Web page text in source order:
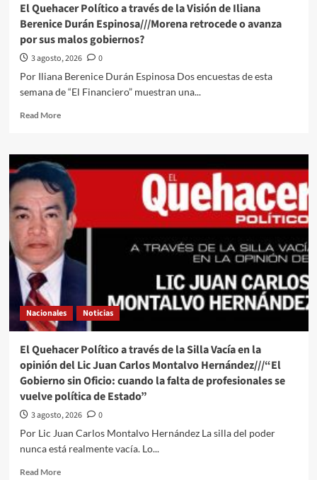
Cámara
Alta///Senado
perfila
una
de
alto
rumbo
periodo
ordinario
El Quehacer Político a través de la Visión de Iliana
Berenice Durán Espinosa///Morena retrocede o avanza
por sus malos gobiernos?
3 agosto, 2026
0
Por Iliana Berenice Durán Espinosa Dos encuestas de esta
semana de “El Financiero” muestran una...
Read MoreRead
El
Quehacer
Político
a
través
de
Visión
de
Iliana
Berenice
Durán
Espinosa///Morena
retrocede
avanza
por
sus
malos
gobiernos?
Nacionales Noticias
El Quehacer Político a través de la Silla Vacía en la
opinión del Lic Juan Carlos Montalvo Hernández///“El
Gobierno sin Oficio: cuando la falta de profesionales se
vuelve política de Estado”
3 agosto, 2026
0
Por Lic Juan Carlos Montalvo Hernández La silla del poder
nunca está realmente vacía. Lo...
Read MoreRead